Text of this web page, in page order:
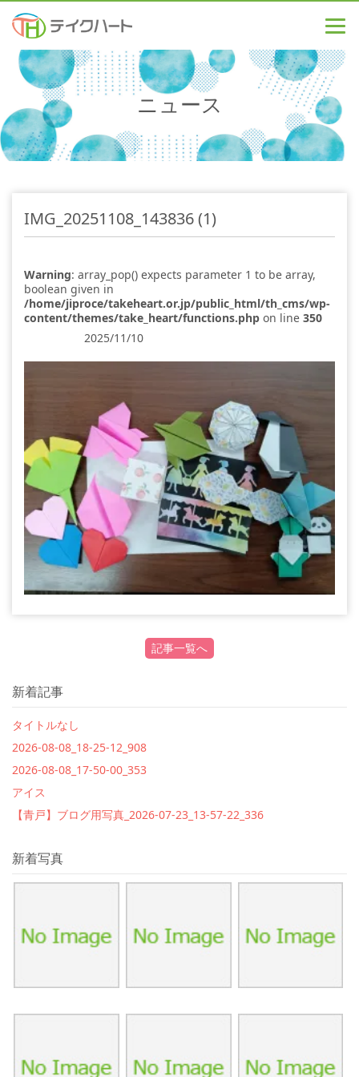
ニュース
IMG_20251108_143836 (1)
Warning: array_pop() expects parameter 1 to be array,
boolean given in
/home/jiproce/takeheart.or.jp/public_html/th_cms/wp-
content/themes/take_heart/functions.php on line 350
2025/11/10
記事一覧へ
新着記事
タイトルなし
2026-08-08_18-25-12_908
2026-08-08_17-50-00_353
アイス
【青戸】ブログ用写真_2026-07-23_13-57-22_336
新着写真